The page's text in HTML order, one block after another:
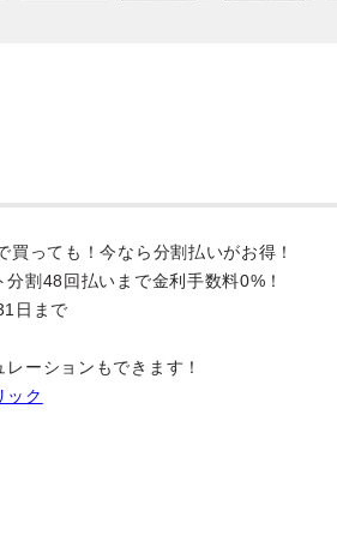
買っても！今なら分割払いがお得！
割48回払いまで金利手数料0%！
日まで
ーションもできます！
ック